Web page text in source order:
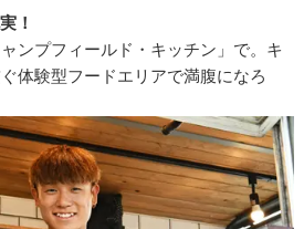
！
ンプフィールド・キッチン」で。キ
体験型フードエリアで満腹になろ